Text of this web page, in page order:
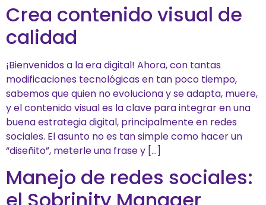
Crea contenido visual de
calidad
¡Bienvenidos a la era digital! Ahora, con tantas
modificaciones tecnológicas en tan poco tiempo,
sabemos que quien no evoluciona y se adapta, muere,
y el contenido visual es la clave para integrar en una
buena estrategia digital, principalmente en redes
sociales. El asunto no es tan simple como hacer un
“diseñito”, meterle una frase y […]
Manejo de redes sociales: